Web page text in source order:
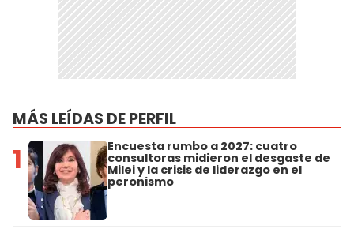
MÁS LEÍDAS DE PERFIL
1 Encuesta rumbo a 2027: cuatro
consultoras midieron el desgaste de
Milei y la crisis de liderazgo en el
peronismo